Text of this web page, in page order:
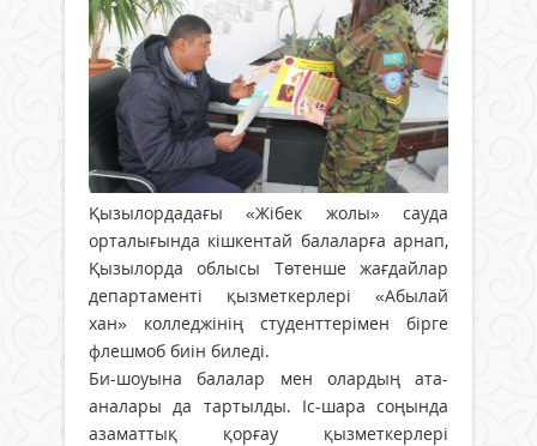
Қызылордадағы «Жібек жолы» сауда
орталығында кішкентай балаларға арнап,
Қызылорда облысы Төтенше жағдайлар
департаменті қызметкерлері «Абылай
хан» колледжінің студенттерімен бірге
флешмоб биін биледі.
Би-шоуына балалар мен олардың ата-
аналары да тартылды. Іс-шара соңында
азаматтық қорғау қызметкерлері